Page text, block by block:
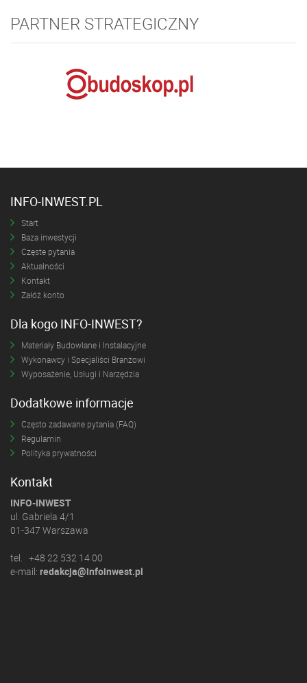
PARTNER STRATEGICZNY
INFO-INWEST.PL
Start
Baza inwestycji
Częste pytania
Aktualności
Kontakt
Załóż konto
Dla kogo INFO-INWEST?
Materiały Budowlane i Instalacyjne
Wykonawcy i Specjaliści Branżowi
Wyposażenie, Usługi i Narzędzia
Dodatkowe informacje
Często zadawane pytania (FAQ)
Regulamin
Polityka prywatności
Kontakt
INFO-INWEST
ul. Gabriela 4/1
01-347 Warszawa
tel. +48 22 532 14 00
e-mail: redakcja@infoinwest.pl